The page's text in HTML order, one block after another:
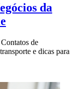
da
de
e dicas para